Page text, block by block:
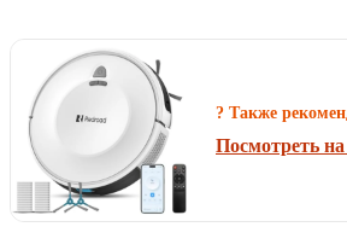
? Также
Посмотреть